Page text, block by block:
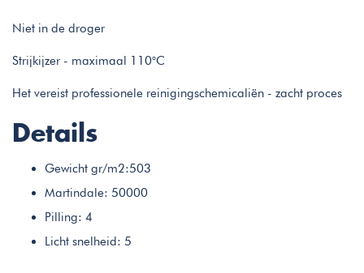
Niet in de droger
Strijkijzer - maximaal 110°C
Het vereist professionele reinigingschemicaliën - zacht proces
Details
Gewicht gr/m2:503
Martindale: 50000
Pilling: 4
Licht snelheid: 5